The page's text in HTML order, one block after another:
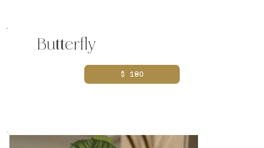
Butterfly
$ 180